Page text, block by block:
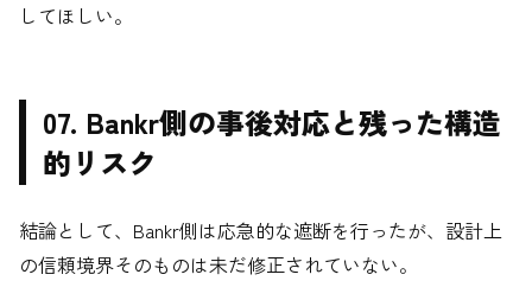
してほしい。
07. Bankr側の事後対応と残った構造
的リスク
結論として、Bankr側は応急的な遮断を行ったが、設計上
の信頼境界そのものは未だ修正されていない。